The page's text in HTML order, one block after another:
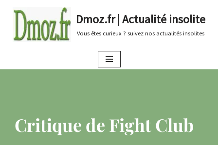
au
Dmoz.fr | Actualité insolite
Vous êtes curieux ? suivez nos actualités insolites
Critique de Fight Club